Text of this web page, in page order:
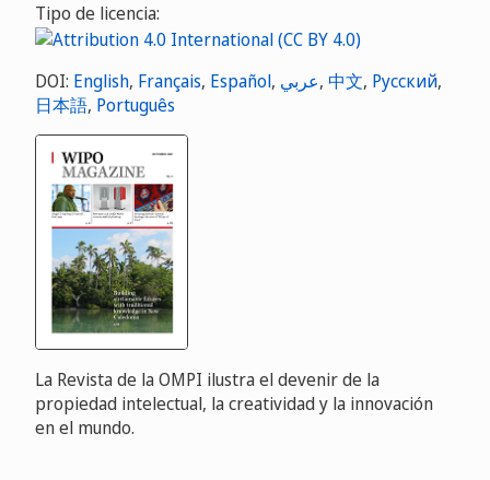
Tipo de licencia:
DOI: English, Français, Español, عربي, 中文, Русский,
日本語, Português
La Revista de la OMPI ilustra el devenir de la
propiedad intelectual, la creatividad y la innovación
en el mundo.